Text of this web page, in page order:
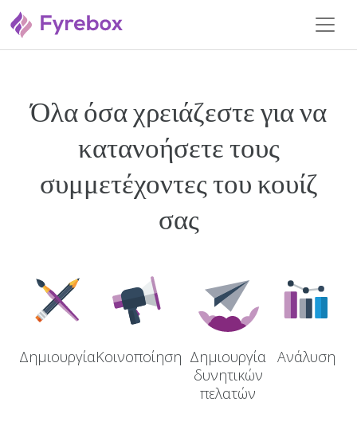
Όλα όσα χρειάζεστε για να
κατανοήσετε τους
συμμετέχοντες του κουίζ
σας
ΔημιουργίαΚοινοποίηση Δημιουργία
δυνητικών
πελατών
Ανάλυση